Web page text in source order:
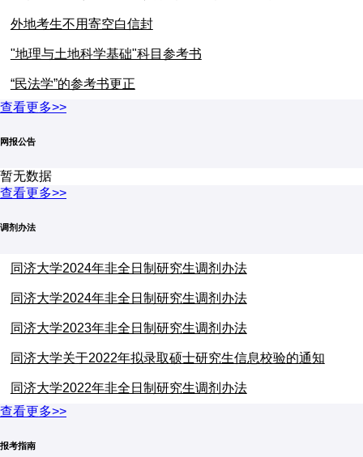
外地考生不用寄空白信封
"地理与土地科学基础"科目参考书
“民法学”的参考书更正
查看更多>>
网报公告
暂无数据
查看更多>>
调剂办法
同济大学2024年非全日制研究生调剂办法
同济大学2024年非全日制研究生调剂办法
同济大学2023年非全日制研究生调剂办法
同济大学关于2022年拟录取硕士研究生信息校验的通知
同济大学2022年非全日制研究生调剂办法
查看更多>>
报考指南